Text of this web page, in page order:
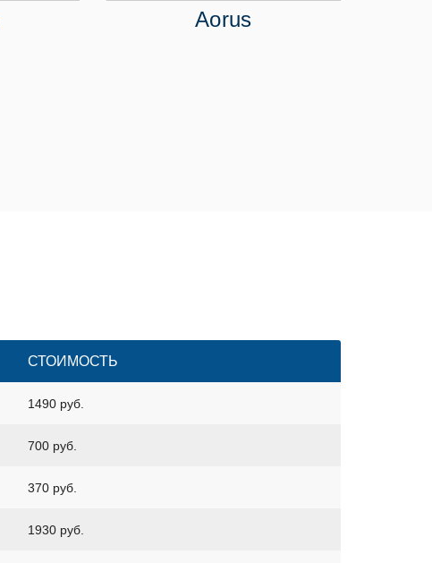
Aorus
СТОИМОСТЬ
1490 руб.
700 руб.
370 руб.
1930 руб.